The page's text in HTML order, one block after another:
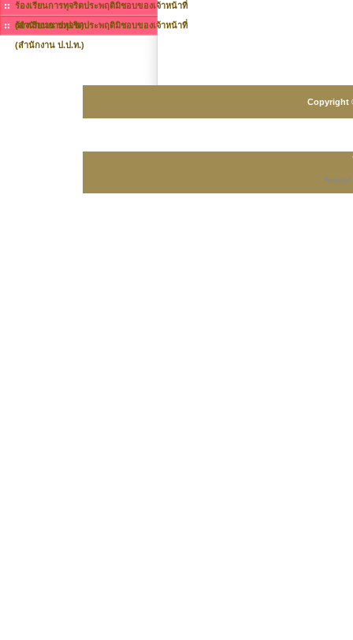
ร้องเรียนการทุจริตประพฤติมิชอบของเจ้าหน้าที่
(สำนักงาน ป.ป.ช.)
ร้องเรียนการทุจริตประพฤติมิชอบของเจ้าหน้าที่
(สำนักงาน ป.ป.ท.)
Copyright